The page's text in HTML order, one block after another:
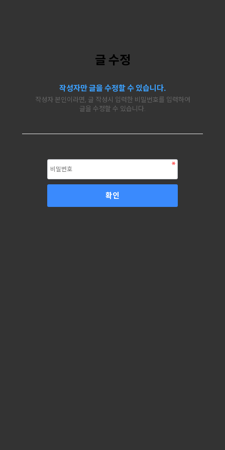
글 수정
작성자만 글을 수정할 수 있습니다.
작성자 본인이라면, 글 작성시 입력한 비밀번호를 입력하여
글을 수정할 수 있습니다.